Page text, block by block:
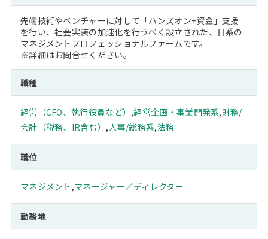
先端技術やベンチャーに対して「ハンズオン+資金」支援
を行い、社会実装の加速化を行うべく設立された、日系の
マネジメントプロフェッショナルファームです。
※詳細はお問合せください。
職種
経営（CFO、執行役員など） ,経営企画・事業開発系,財務/
会計（税務、IR含む） ,人事/総務系,法務
職位
マネジメント ,マネージャー／ディレクター
勤務地